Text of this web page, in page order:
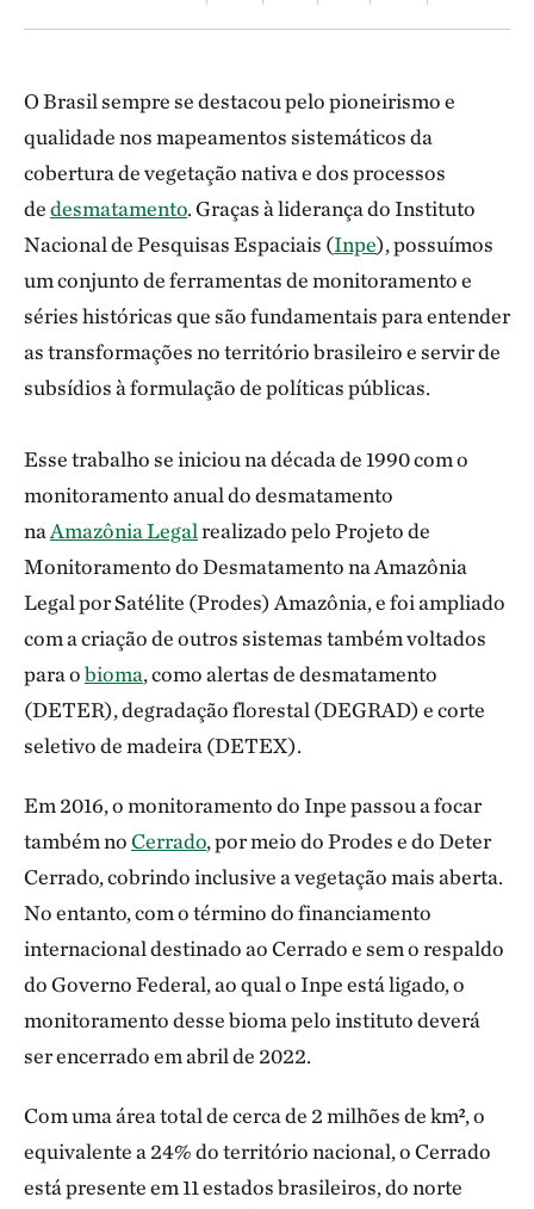
O Brasil sempre se destacou pelo pioneirismo e
qualidade nos mapeamentos sistemáticos da
cobertura de vegetação nativa e dos processos
dedesmatamento. Graças à liderança do Instituto
Nacional de Pesquisas Espaciais (Inpe), possuímos
um conjunto de ferramentas de monitoramento e
séries históricas que são fundamentais para entender
as transformações no território brasileiro e servir de
subsídios à formulação de políticas públicas.
Esse trabalho se iniciou na década de 1990 com o
monitoramento anual do desmatamento
na Amazônia Legalrealizado pelo Projeto de
Monitoramento do Desmatamento na Amazônia
Legal por Satélite (Prodes) Amazônia, e foi ampliado
com a criação de outros sistemas também voltados
para obioma, como alertas de desmatamento
(DETER), degradação florestal (DEGRAD) e corte
seletivo de madeira (DETEX).
Em 2016, o monitoramento do Inpe passou a focar
também noCerrado, por meio do Prodes e do Deter
Cerrado, cobrindo inclusive a vegetação mais aberta.
No entanto, com o término do financiamento
internacional destinado ao Cerrado e sem o respaldo
do Governo Federal, ao qual o Inpe está ligado, o
monitoramento desse bioma pelo instituto deverá
ser encerrado em abril de 2022.
Com uma área total de cerca de 2 milhões de km², o
equivalente a 24% do território nacional, o Cerrado
está presente em 11 estados brasileiros, do norte